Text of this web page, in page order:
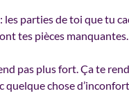
les parties de toi que tu
tes pièces manquantes.
pas plus fort. Ça te
quelque chose